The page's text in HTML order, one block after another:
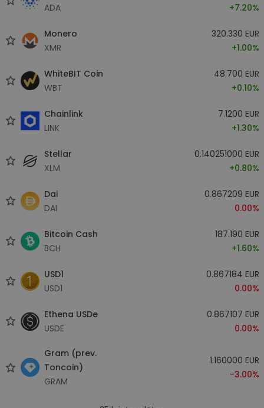
ADA
+7.20%
Monero
XMR
320.330 EUR
+1.00%
WhiteBIT Coin
WBT
48.700 EUR
+0.10%
Chainlink
LINK
7.1200 EUR
+1.30%
Stellar
XLM
0.140251000 EUR
+0.80%
Dai
DAI
0.867209 EUR
0.00%
Bitcoin Cash
BCH
187.190 EUR
+1.60%
USD1
USD1
0.867184 EUR
0.00%
Ethena USDe
USDE
0.867107 EUR
0.00%
Gram (prev.
Toncoin)
GRAM
1.160000 EUR
-3.00%